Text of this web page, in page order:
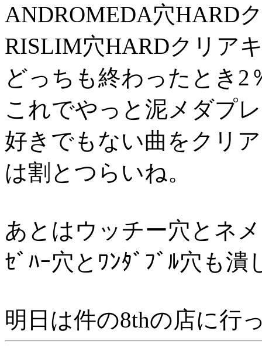
ANDROMEDA穴HARD
RISLIM穴HARDクリア
どっちも終わったとき
これでやっと泥メダプ
好きでもない曲をクリ
は割とつらいね。
あとはウッチー穴とネ
ｾﾞﾊｰ穴とﾜﾝﾀﾞﾌﾞﾙ穴も
明日は件の8thの店に行